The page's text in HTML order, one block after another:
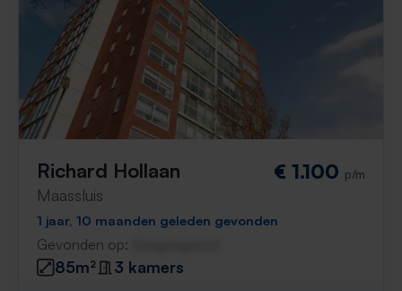
Richard Hollaan
Maassluis
€ 1.100 p/m
1 jaar, 10 maanden geleden gevonden
Gevonden op:
85m² 3 kamers